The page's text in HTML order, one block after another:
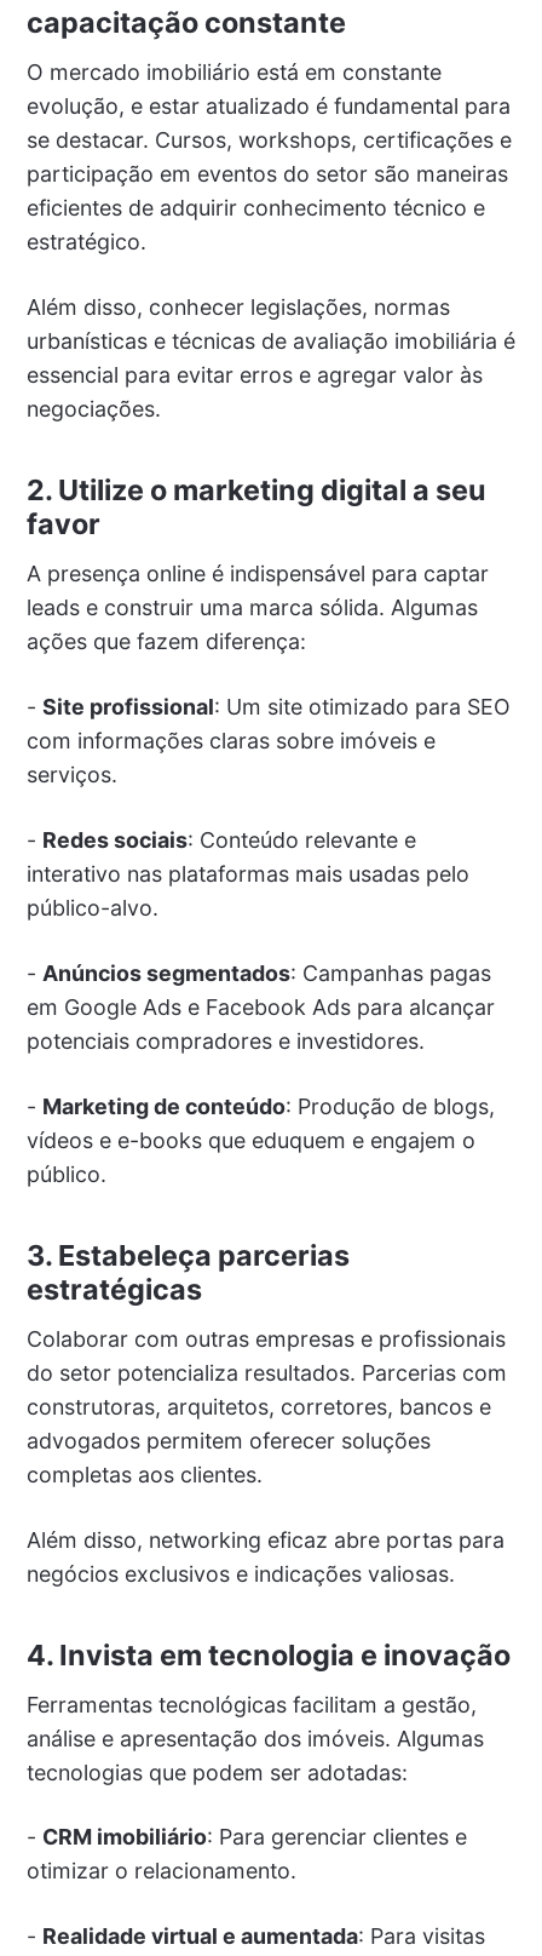
capacitação constante
O mercado imobiliário está em constante
evolução, e estar atualizado é fundamental para
se destacar. Cursos, workshops, certificações e
participação em eventos do setor são maneiras
eficientes de adquirir conhecimento técnico e
estratégico.
Além disso, conhecer legislações, normas
urbanísticas e técnicas de avaliação imobiliária é
essencial para evitar erros e agregar valor às
negociações.
2. Utilize o marketing digital a seu
favor
A presença online é indispensável para captar
leads e construir uma marca sólida. Algumas
ações que fazem diferença:
- Site profissional: Um site otimizado para SEO
com informações claras sobre imóveis e
serviços.
- Redes sociais: Conteúdo relevante e
interativo nas plataformas mais usadas pelo
público-alvo.
- Anúncios segmentados: Campanhas pagas
em Google Ads e Facebook Ads para alcançar
potenciais compradores e investidores.
- Marketing de conteúdo: Produção de blogs,
vídeos e e-books que eduquem e engajem o
público.
3. Estabeleça parcerias
estratégicas
Colaborar com outras empresas e profissionais
do setor potencializa resultados. Parcerias com
construtoras, arquitetos, corretores, bancos e
advogados permitem oferecer soluções
completas aos clientes.
Além disso, networking eficaz abre portas para
negócios exclusivos e indicações valiosas.
4. Invista em tecnologia e inovação
Ferramentas tecnológicas facilitam a gestão,
análise e apresentação dos imóveis. Algumas
tecnologias que podem ser adotadas:
- CRM imobiliário: Para gerenciar clientes e
otimizar o relacionamento.
- Realidade virtual e aumentada: Para visitas